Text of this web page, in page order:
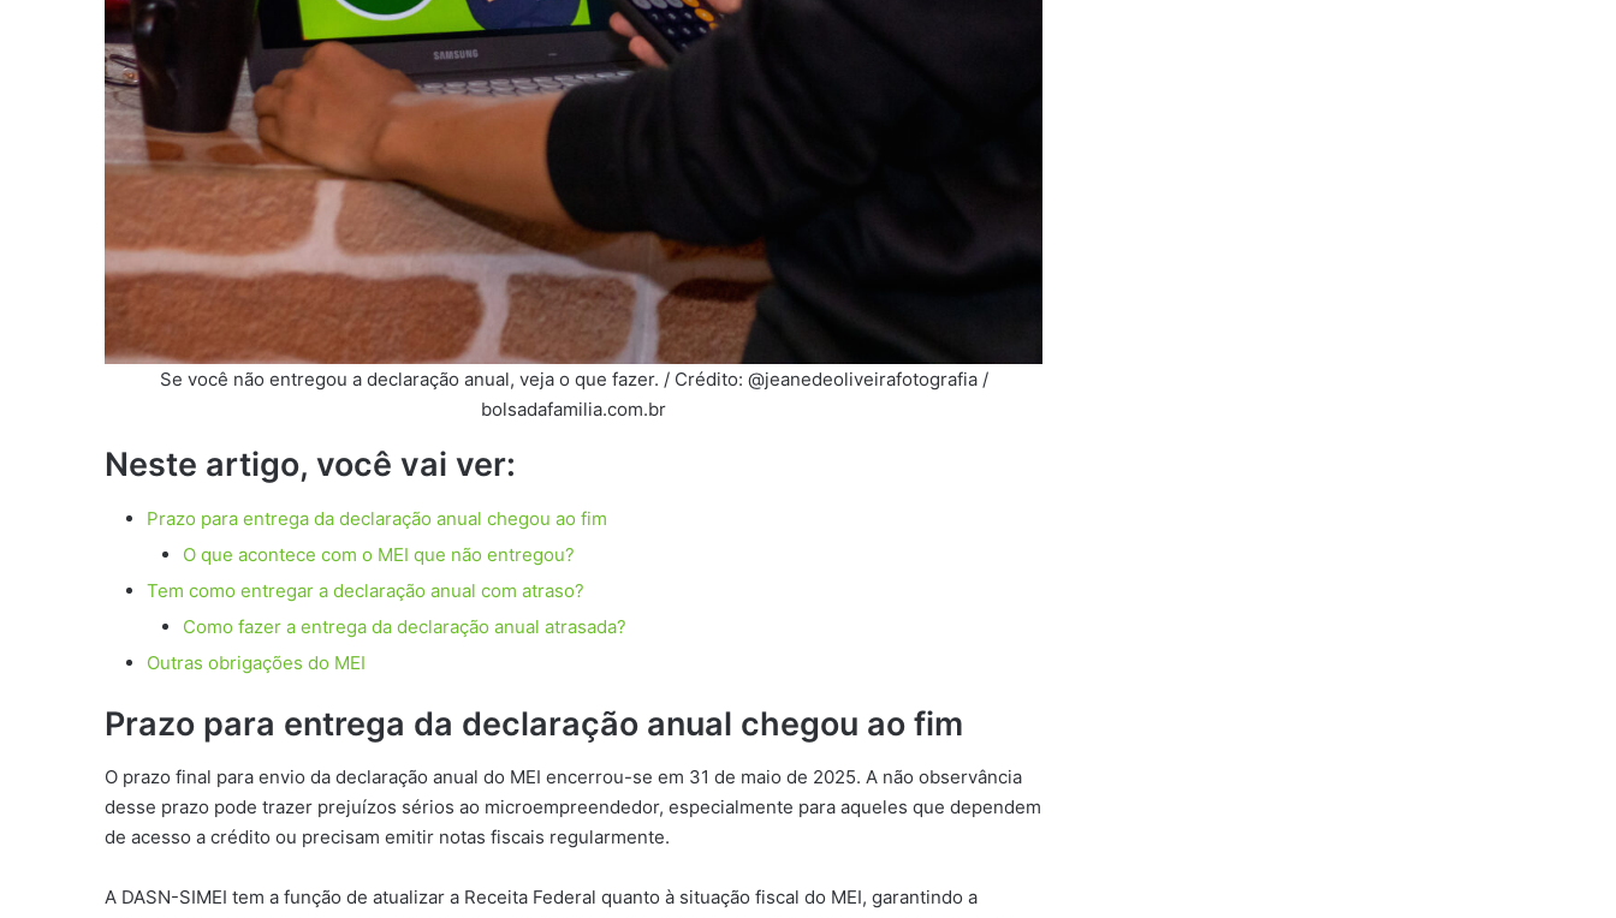
Se você não entregou a declaração anual, veja o que fazer. / Crédito: @jeanedeoliveirafotografia /
bolsadafamilia.com.br
Neste artigo, você vai ver:
Prazo para entrega da declaração anual chegou ao fim
O que acontece com o MEI que não entregou?
Tem como entregar a declaração anual com atraso?
Como fazer a entrega da declaração anual atrasada?
Outras obrigações do MEI
Prazo para entrega da declaração anual chegou ao fim
O prazo final para envio da declaração anual do MEI encerrou-se em 31 de maio de 2025. A não observância
desse prazo pode trazer prejuízos sérios ao microempreendedor, especialmente para aqueles que dependem
de acesso a crédito ou precisam emitir notas fiscais regularmente.
A DASN-SIMEI tem a função de atualizar a Receita Federal quanto à situação fiscal do MEI, garantindo a